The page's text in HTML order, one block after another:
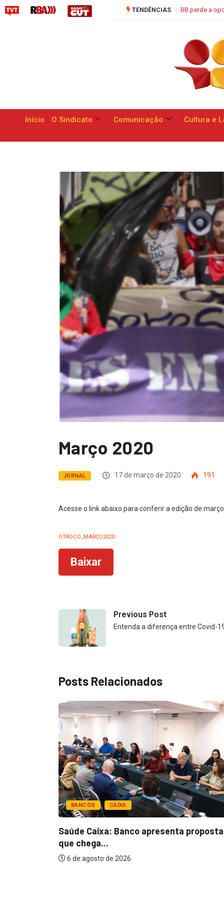
TENDÊNCIAS
BB perde a oportunidade de apresentar respostas às
Início O Sindicato Comunicação Cultura e
Março 2020
JORNAL 17 de março de 2020 191
Acesse o link abaixo para conferir a edição de
OTROCO_MARÇO2020
Baixar
Previous Post
Entenda a diferença entre Covid-
Posts Relacionados
BANCOS CAIXA
Saúde Caixa: Banco apresenta proposta
que chega...
6 de agosto de 2026